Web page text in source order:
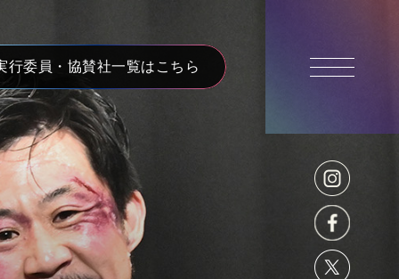
Archives
アーカイブ
行委員・協賛社一覧はこちら
ラリー